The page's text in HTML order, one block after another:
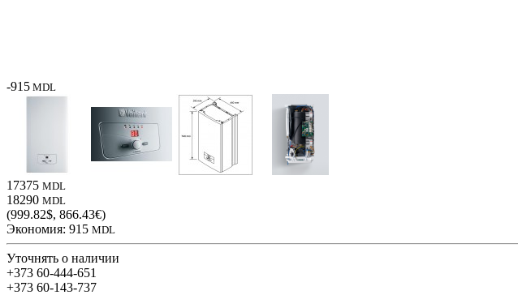
-915 MDL
17375 MDL
18290 MDL
(999.82$, 866.43€)
Экономия: 915 MDL
Уточнять о наличии
+373 60-444-651
+373 60-143-737